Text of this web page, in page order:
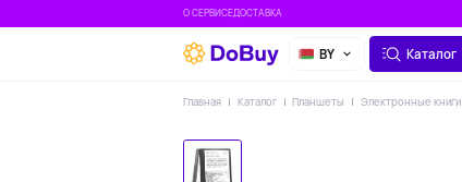
О СЕРВИСЕДОСТАВКА
BY Каталог
Главная Каталог Планшеты Электронные книги